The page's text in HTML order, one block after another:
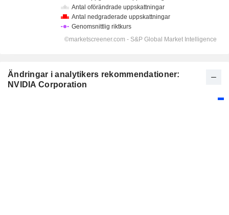
Ändringar i analytikers rekommendationer:
NVIDIA Corporation